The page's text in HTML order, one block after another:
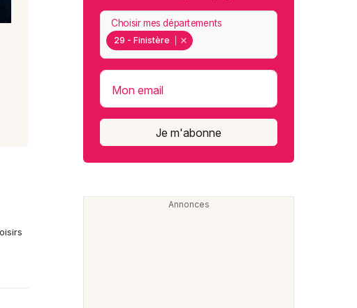
29 - Finistère
Choisir mes départements
Mon email
Je m'abonne